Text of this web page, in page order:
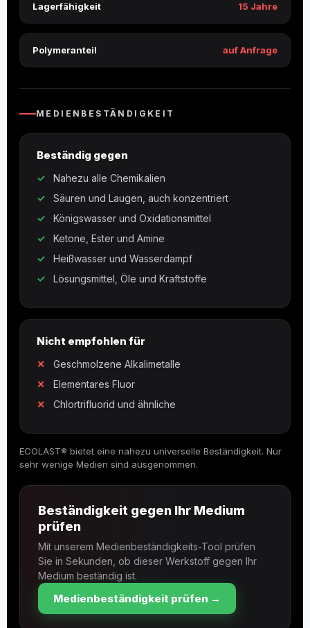
Lagerfähigkeit 15 Jahre
Polymeranteil auf Anfrage
MEDIENBESTÄNDIGKEIT
Beständig gegen
Nahezu alle Chemikalien
Säuren und Laugen, auch konzentriert
Königswasser und Oxidationsmittel
Ketone, Ester und Amine
Heißwasser und Wasserdampf
Lösungsmittel, Öle und Kraftstoffe
Nicht empfohlen für
Geschmolzene Alkalimetalle
Elementares Fluor
Chlortrifluorid und ähnliche
ECOLAST® bietet eine nahezu universelle Beständigkeit. Nur
sehr wenige Medien sind ausgenommen.
Beständigkeit gegen Ihr Medium
prüfen
Mit unserem Medienbeständigkeits-Tool prüfen
Sie in Sekunden, ob dieser Werkstoff gegen Ihr
Medium beständig ist.
Medienbeständigkeit prüfen →